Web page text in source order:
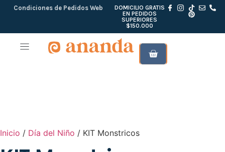
Condiciones de Pedidos Web
DOMICILIO GRATIS
EN PEDIDOS
SUPERIORES
$150.000
Inicio / Día del Niño / KIT Monstricos